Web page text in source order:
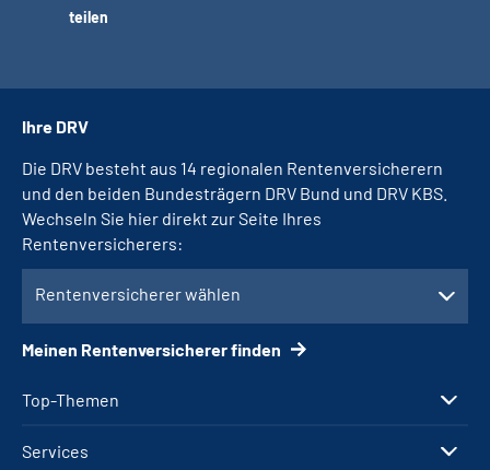
teilen
Top-Themen
Services
Ihre DRV
Die DRV besteht aus 14 regionalen Rentenversicherern
und den beiden Bundesträgern DRV Bund und DRV KBS.
Wechseln Sie hier direkt zur Seite Ihres
Rentenversicherers:
Rentenversicherer wählen
Meinen Rentenversicherer finden